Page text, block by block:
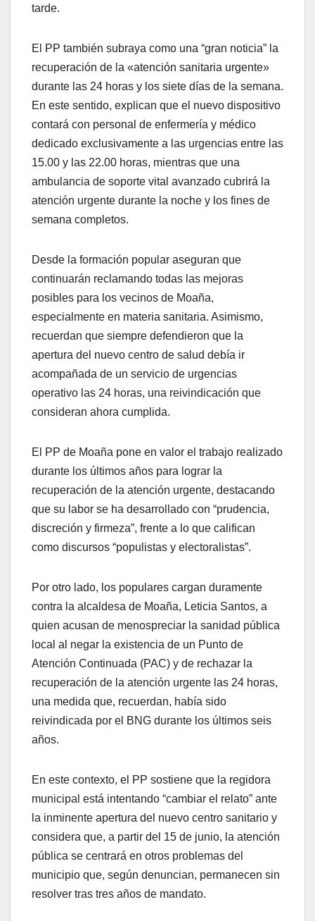
tarde.
El PP también subraya como una “gran noticia” la
recuperación de la «atención sanitaria urgente»
durante las 24 horas y los siete días de la semana.
En este sentido, explican que el nuevo dispositivo
contará con personal de enfermería y médico
dedicado exclusivamente a las urgencias entre las
15.00 y las 22.00 horas, mientras que una
ambulancia de soporte vital avanzado cubrirá la
atención urgente durante la noche y los fines de
semana completos.
Desde la formación popular aseguran que
continuarán reclamando todas las mejoras
posibles para los vecinos de Moaña,
especialmente en materia sanitaria. Asimismo,
recuerdan que siempre defendieron que la
apertura del nuevo centro de salud debía ir
acompañada de un servicio de urgencias
operativo las 24 horas, una reivindicación que
consideran ahora cumplida.
El PP de Moaña pone en valor el trabajo realizado
durante los últimos años para lograr la
recuperación de la atención urgente, destacando
que su labor se ha desarrollado con “prudencia,
discreción y firmeza”, frente a lo que califican
como discursos “populistas y electoralistas”.
Por otro lado, los populares cargan duramente
contra la alcaldesa de Moaña, Leticia Santos, a
quien acusan de menospreciar la sanidad pública
local al negar la existencia de un Punto de
Atención Continuada (PAC) y de rechazar la
recuperación de la atención urgente las 24 horas,
una medida que, recuerdan, había sido
reivindicada por el BNG durante los últimos seis
años.
En este contexto, el PP sostiene que la regidora
municipal está intentando “cambiar el relato” ante
la inminente apertura del nuevo centro sanitario y
considera que, a partir del 15 de junio, la atención
pública se centrará en otros problemas del
municipio que, según denuncian, permanecen sin
resolver tras tres años de mandato.